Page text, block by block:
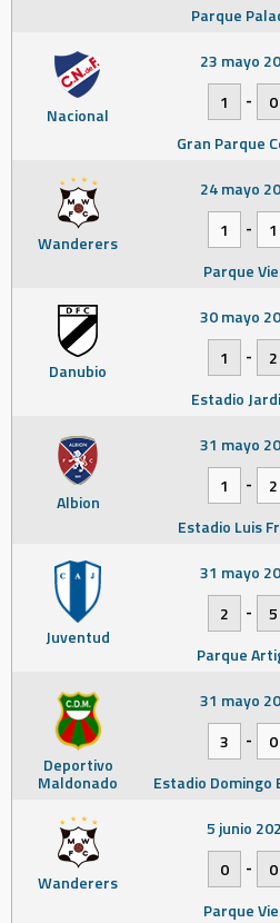
Parque
Nacional
23 mayo
1
-
0
Gran Parque
Wanderers
24 mayo
1
-
1
Parque
Danubio
30 mayo
1
-
2
Estadio
Albion
31 mayo
1
-
2
Estadio Luis
Juventud
31 mayo
2
-
5
Parque
Deportivo
Maldonado
31 mayo
3
-
0
Estadio Domingo
Wanderers
5 junio
0
-
0
Parque